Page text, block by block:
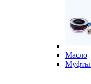
Масло
Муфты